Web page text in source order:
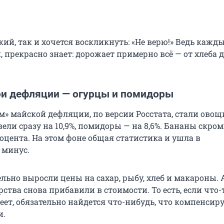
так и хочется воскликнуть: «Не верю!» Ведь
прекрасно знает: дорожает примерно всё — от хлеба
дефляции — огурцы и помидоры
майской дефляции, по версии Росстата, стали
сразу на 10,9%, помидоры — на 8,6%. Бананы
На этом фоне общая статистика и ушла в
выросли цены на сахар, рыбу, хлеб и макароны.
снова прибавили в стоимости. То есть, если что-
обязательно найдется что-нибудь, что